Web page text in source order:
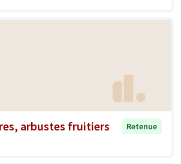
arbustes fruitiers
Retenue